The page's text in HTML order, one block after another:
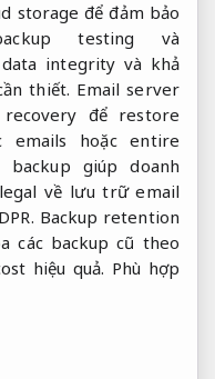
storage để đảm bảo
testing và
integrity và khả
thiết. Email server
để restore
emails hoặc entire
backup giúp doanh
về lưu trữ email
Backup retention
các backup cũ theo
hiệu quả. Phù hợp